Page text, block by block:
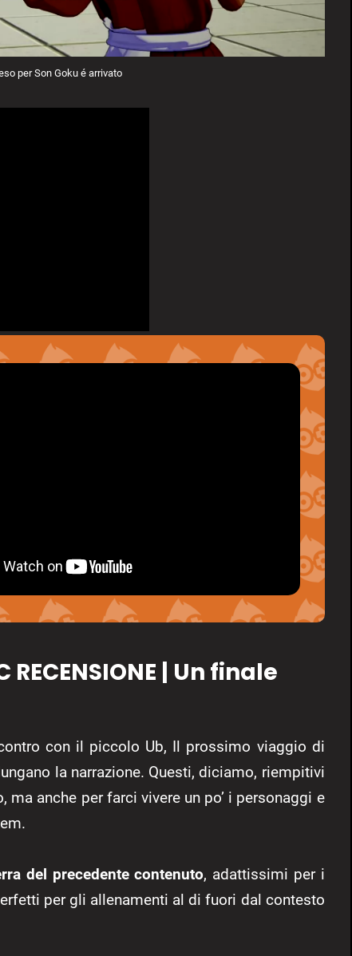
per Son Goku é arrivato
| Un finale
con il piccolo Ub, Il prossimo viaggio di
la narrazione. Questi, diciamo, riempitivi
ma anche per farci vivere un po’ i personaggi e
del precedente contenuto, adattissimi per i
per gli allenamenti al di fuori dal contesto